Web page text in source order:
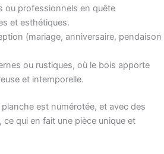
ou professionnels en quête
et esthétiques.
(mariage, anniversaire, pendaison
ou rustiques, où le bois apporte
et intemporelle.
planche est numérotée, et avec des
qui en fait une pièce unique et